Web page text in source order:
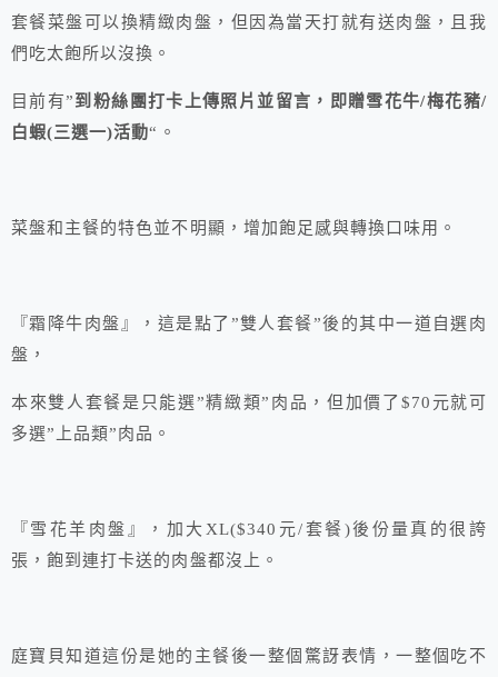
套餐菜盤可以換精緻肉盤，但因為當天打就有送肉盤，且我
們吃太飽所以沒換。
目前有”到粉絲團打卡上傳照片並留言，即贈雪花牛/梅花豬/
白蝦(三選一)活動“。
菜盤和主餐的特色並不明顯，增加飽足感與轉換口味用。
『霜降牛肉盤』，這是點了”雙人套餐”後的其中一道自選肉
盤，
本來雙人套餐是只能選”精緻類”肉品，但加價了$70元就可
多選”上品類”肉品。
『雪花羊肉盤』，加大XL($340元/套餐)後份量真的很誇
張，飽到連打卡送的肉盤都沒上。
庭寶貝知道這份是她的主餐後一整個驚訝表情，一整個吃不